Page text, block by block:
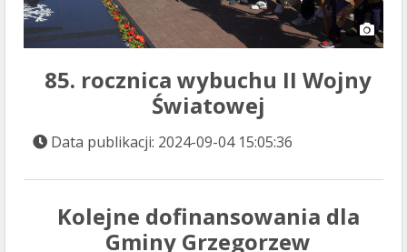
85. rocznica wybuchu II Wojny
Światowej
Data publikacji: 2024-09-04 15:05:36
Kolejne dofinansowania dla
Gminy Grzegorzew